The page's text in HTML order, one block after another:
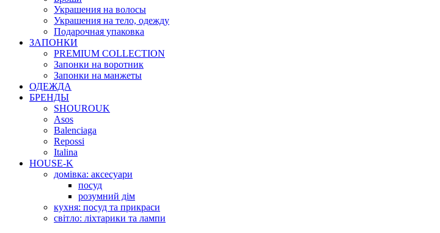
Украшения на волосы
Украшения на тело, одежду
Подарочная упаковка
ЗАПОНКИ
PREMIUM COLLECTION
Запонки на воротник
Запонки на манжеты
ОДЕЖДА
БРЕНДЫ
SHOUROUK
Asos
Balenciaga
Repossi
Italina
HOUSE-K
домівка: аксесуари
посуд
розумний дім
кухня: посуд та прикраси
світло: ліхтарики та лампи